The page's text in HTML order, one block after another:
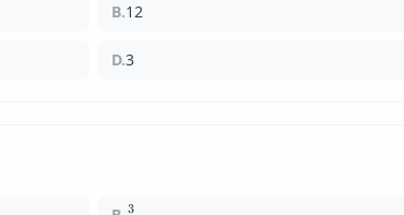
B.12
D.3
3